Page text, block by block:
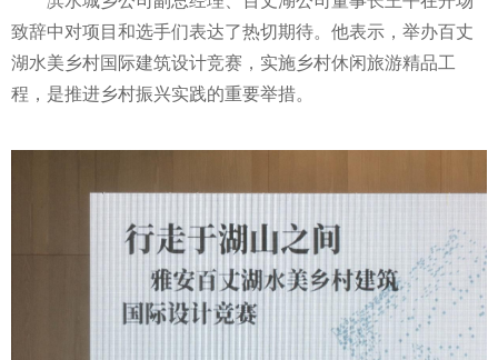
致辞中对项目和选手们表达了热切期待。他表示，举办百丈
湖水美乡村国际建筑设计竞赛，实施乡村休闲旅游精品工
程，是推进乡村振兴实践的重要举措。